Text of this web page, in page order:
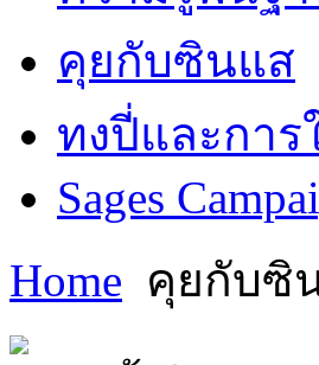
คุยกับซินแส
ทงปี่และการ
Sages
Home คุยกับซิ